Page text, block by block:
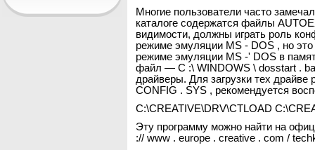
Многие пользователи часто
каталоге содержатся файлы
видимости, должны играть роль
режиме эмуляции MS - DOS , но это
режиме эмуляции MS -' DOS в
файл — C :\ WINDOWS \ dosstart .
драйверы. Для загрузки тех
CONFIG . SYS , рекомендуется
C:\CREATIVE\DRV\CTLOAD
Эту программу можно найти на
:// www . europe . creative . com /